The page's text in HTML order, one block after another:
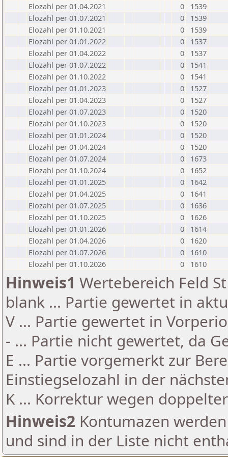
Elozahl per 01.04.2021
0
1539
Elozahl per 01.07.2021
0
1539
Elozahl per 01.10.2021
0
1539
Elozahl per 01.01.2022
0
1537
Elozahl per 01.04.2022
0
1537
Elozahl per 01.07.2022
0
1541
Elozahl per 01.10.2022
0
1541
Elozahl per 01.01.2023
0
1527
Elozahl per 01.04.2023
0
1527
Elozahl per 01.07.2023
0
1520
Elozahl per 01.10.2023
0
1520
Elozahl per 01.01.2024
0
1520
Elozahl per 01.04.2024
0
1520
Elozahl per 01.07.2024
0
1673
Elozahl per 01.10.2024
0
1652
Elozahl per 01.01.2025
0
1642
Elozahl per 01.04.2025
0
1641
Elozahl per 01.07.2025
0
1636
Elozahl per 01.10.2025
0
1626
Elozahl per 01.01.2026
0
1614
Elozahl per 01.04.2026
0
1620
Elozahl per 01.07.2026
0
1610
Elozahl per 01.10.2026
0 1610
Hinweis1 Wertebereich Feld
blank ... Partie gewertet in
V ... Partie gewertet in
- ... Partie nicht gewertet, da
E ... Partie vorgemerkt zur
Einstiegselozahl in der
K ... Korrektur wegen
Hinweis2 Kontumazen
und sind in der Liste nicht